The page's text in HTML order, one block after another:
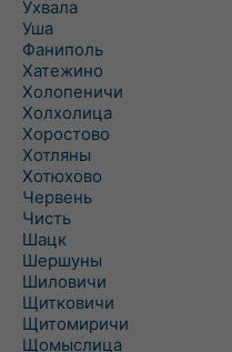
Ухвала
Уша
Фаниполь
Хатежино
Холопеничи
Холхолица
Хоростово
Хотляны
Хотюхово
Червень
Чисть
Шацк
Шершуны
Шиловичи
Щитковичи
Щитомиричи
Щомыслица